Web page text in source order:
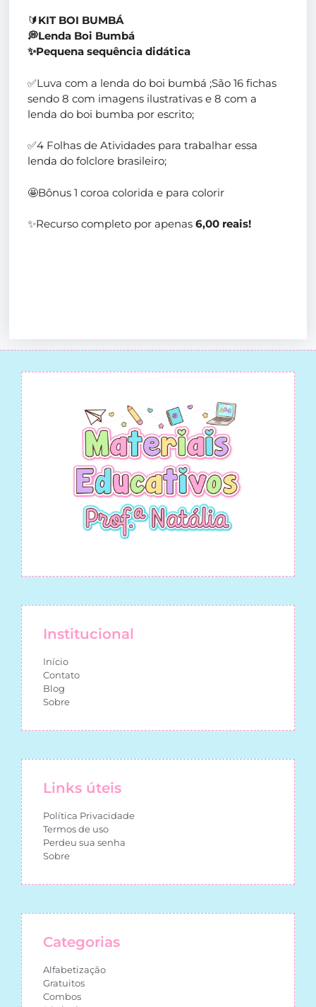
🔰KIT BOI BUMBÁ
💭Lenda Boi Bumbá
✨Pequena sequência didática
✅Luva com a lenda do boi bumbá ;São 16 fichas
sendo 8 com imagens ilustrativas e 8 com a
lenda do boi bumba por escrito;
✅4 Folhas de Atividades para trabalhar essa
lenda do folclore brasileiro;
🤩Bônus 1 coroa colorida e para colorir
✨Recurso completo por apenas6,00 reais!
Institucional
Início
Contato
Blog
Sobre
Links úteis
Política Privacidade
Termos de uso
Perdeu sua senha
Sobre
Categorias
Alfabetização
Gratuitos
Combos